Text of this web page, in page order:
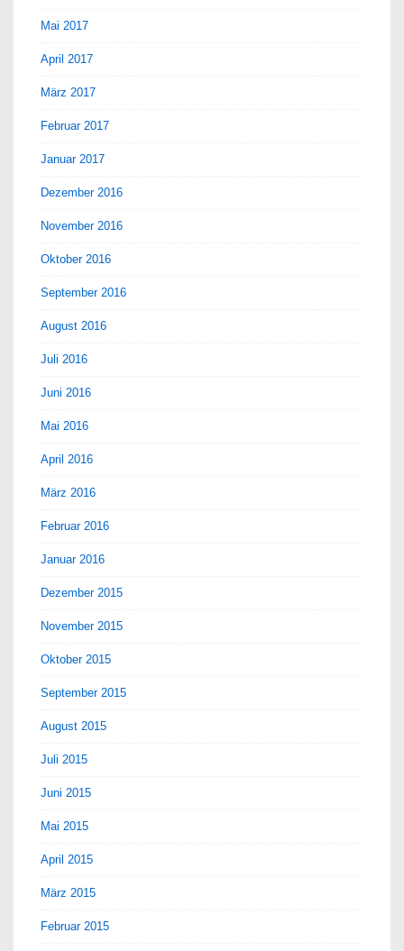
Mai 2017
April 2017
März 2017
Februar 2017
Januar 2017
Dezember 2016
November 2016
Oktober 2016
September 2016
August 2016
Juli 2016
Juni 2016
Mai 2016
April 2016
März 2016
Februar 2016
Januar 2016
Dezember 2015
November 2015
Oktober 2015
September 2015
August 2015
Juli 2015
Juni 2015
Mai 2015
April 2015
März 2015
Februar 2015